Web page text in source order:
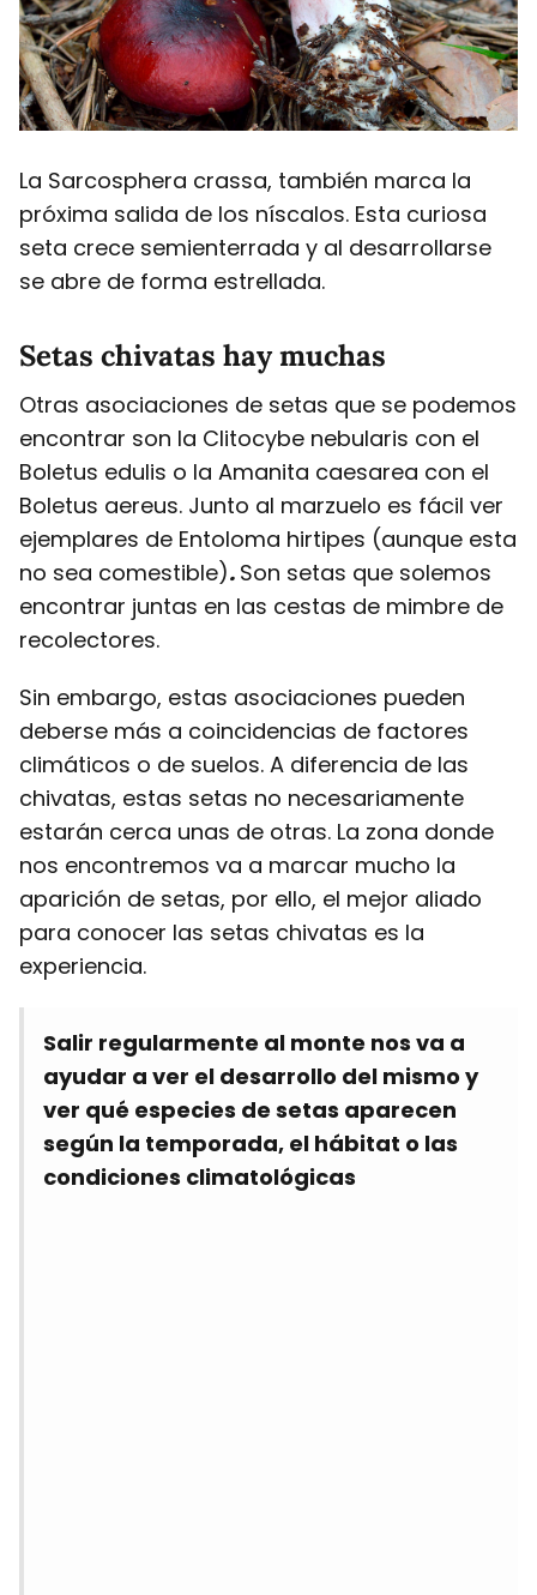
La Sarcosphera crassa, también marca la
próxima salida de los níscalos. Esta curiosa
seta crece semienterrada y al desarrollarse
se abre de forma estrellada.
Setas chivatas hay muchas
Otras asociaciones de setas que se podemos
encontrar son la Clitocybe nebularis con el
Boletus edulis o la Amanita caesarea con el
Boletus aereus. Junto al marzuelo es fácil ver
ejemplares de Entoloma hirtipes (aunque esta
no sea comestible). Son setas que solemos
encontrar juntas en las cestas de mimbre de
recolectores.
Sin embargo, estas asociaciones pueden
deberse más a coincidencias de factores
climáticos o de suelos. A diferencia de las
chivatas, estas setas no necesariamente
estarán cerca unas de otras. La zona donde
nos encontremos va a marcar mucho la
aparición de setas, por ello, el mejor aliado
para conocer las setas chivatas es la
experiencia.
Salir regularmente al monte nos va a
ayudar a ver el desarrollo del mismo y
ver qué especies de setas aparecen
según la temporada, el hábitat o las
condiciones climatológicas